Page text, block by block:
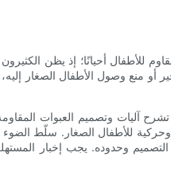
للأطفال أحيانًا؛ إذ يظن
أو منع وصول الأطفال الصغار
آليات وتصميم العبوات
للأطفال الصغار. سلّط الضوء
وحدوده. يجب إخبار